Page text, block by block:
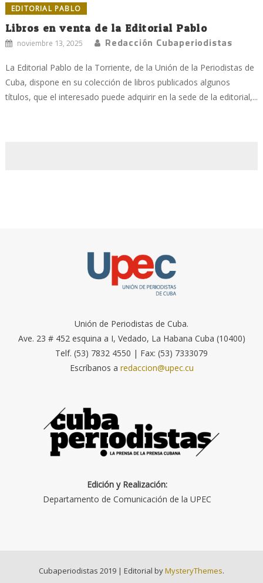
EDITORIAL PABLO
Libros en venta de la Editorial Pablo
noviembre 13, 2025 Redacción Cubaperiodistas
La Editorial Pablo de la Torriente, de la Unión de la Periodistas de
Cuba, dispone en su colección de libros publicados algunos
títulos, que el interesado puede adquirir en la sede de la editorial,...
Unión de Periodistas de Cuba.
Ave. 23 # 452 esquina a I, Vedado, La Habana Cuba (10400)
Telf. (53) 7832 4550 | Fax: (53) 7333079
Escríbanos a redaccion@upec.cu
Edición y Realización:
Departamento de Comunicación de la UPEC
Cubaperiodistas 2019 | Editorial byMysteryThemes.